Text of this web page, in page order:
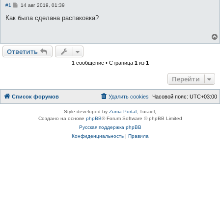
#1
С
о
и
е
14 авг 2019, 01:39
Как была сделана распаковка?
Ответить
1 сообщение • Страница 1из 1
Перейти
Список форумов Часовой пояс: UTC+03:00
Удалить cookies
Style developed by Zuma Portal , Turaiel,
Создано на основе phpBB® Forum Software © phpBB Limited
Русская поддержка phpBB
Конфиденциальность| Правила